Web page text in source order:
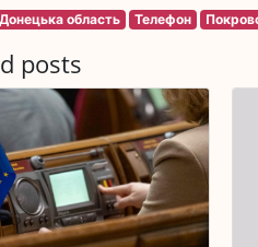
Донецька область Телефон
posts